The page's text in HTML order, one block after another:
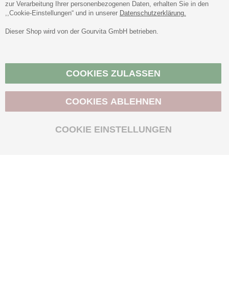
Vertrag widerrufen
BIO-ZERTIFIZIERT
zur Verarbeitung Ihrer personenbezogenen Daten, erhalten Sie in den
,,Cookie-Einstellungen“ und in unserer Datenschutzerklärung.
Dieser Shop wird von der Gourvita GmbH betrieben.
COOKIES ZULASSEN
COOKIE EINSTELLUNGEN
COOKIES ABLEHNEN